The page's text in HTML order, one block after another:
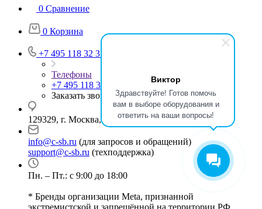
Виктор
Здравствуйте! Готов помочь
вам в выборе оборудования и
ответить на ваши вопросы!
0 Сравнение
0 Корзина
+7 495 118 32 37
Телефоны
+7 495 118 32 37
Заказать звонок
129329, г. Москва, ул. Кольская, д.1, стр.2
info@c-sb.ru (для запросов и обращений)
support@c-sb.ru (техподдержка)
Пн. – Пт.: с 9:00 до 18:00
* Бренды организации Meta, признанной
экстремистской и запрещённой на территории РФ